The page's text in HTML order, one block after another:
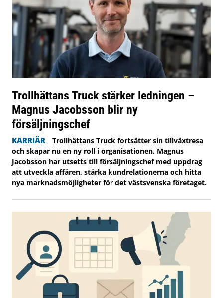
Trollhättans Truck stärker ledningen –
Magnus Jacobsson blir ny
försäljningschef
KARRIÄR
Trollhättans Truck fortsätter sin tillväxtresa
och skapar nu en ny roll i organisationen. Magnus
Jacobsson har utsetts till försäljningschef med uppdrag
att utveckla affären, stärka kundrelationerna och hitta
nya marknadsmöjligheter för det västsvenska företaget.